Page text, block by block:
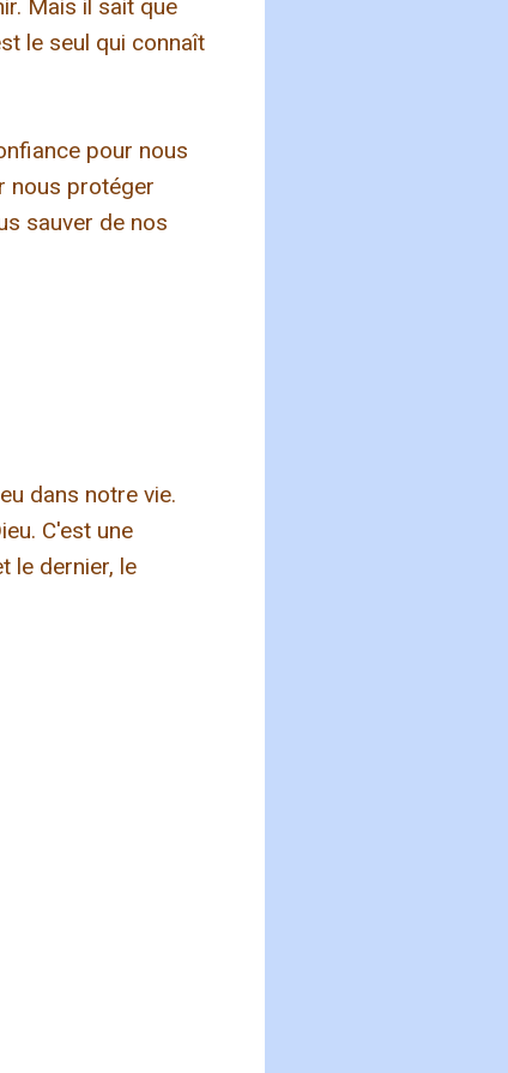
Mais il sait que
le seul qui connaît
pour nous
nous protéger
sauver de nos
dans notre vie.
C'est une
le dernier, le